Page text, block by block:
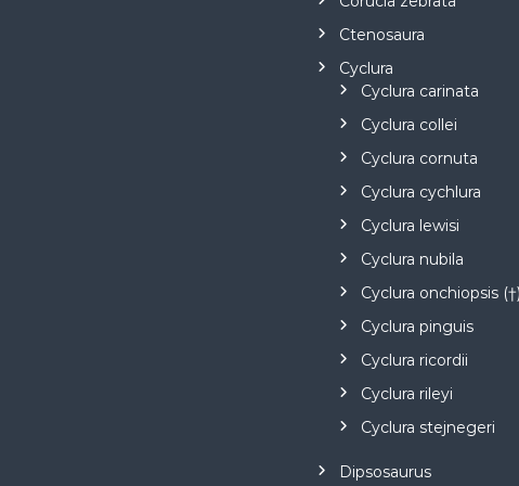
Ctenosaura
Cyclura
Cyclura carinata
Cyclura collei
Cyclura cornuta
Cyclura cychlura
Cyclura lewisi
Cyclura nubila
Cyclura onchiopsis
Cyclura pinguis
Cyclura ricordii
Cyclura rileyi
Cyclura stejnegeri
Dipsosaurus